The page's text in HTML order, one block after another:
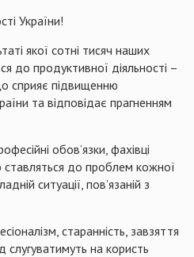
України!
якої сотні тисяч наших
до продуктивної діяльності –
сприяє підвищенню
та відповідає прагненням
обов’язки, фахівці
ставляться до проблем кожної
ситуації, пов’язаній з
старанність, завзяття
слугуватимуть на користь